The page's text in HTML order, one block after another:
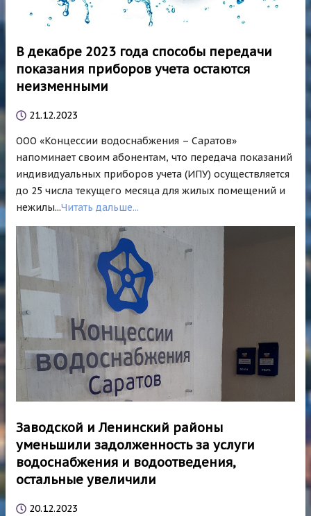
В декабре 2023 года способы передачи
показания приборов учета остаются
неизменными
21.12.2023
ООО «Концессии водоснабжения – Саратов»
напоминает своим абонентам, что передача показаний
индивидуальных приборов учета (ИПУ) осуществляется
до 25 числа текущего месяца для жилых помещений и
нежилы...Читать дальше...
Заводской и Ленинский районы
уменьшили задолженность за услуги
водоснабжения и водоотведения,
остальные увеличили
20.12.2023